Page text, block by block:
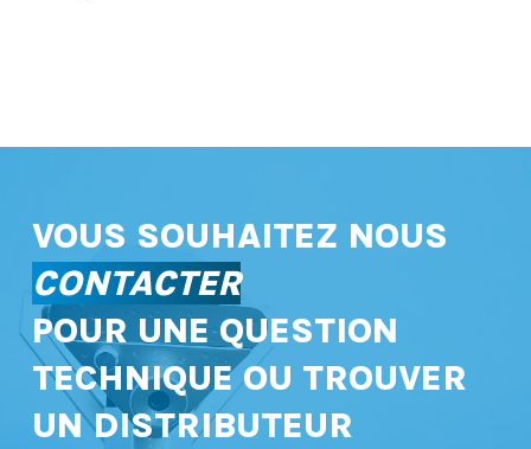
VOUS SOUHAITEZ NOUS
CONTACTER
POUR UNE QUESTION
TECHNIQUE OU TROUVER
UN DISTRIBUTEUR